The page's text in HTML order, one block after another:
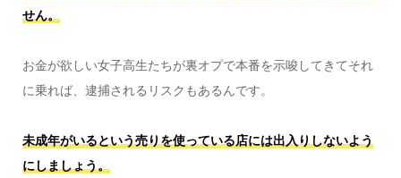
せん。
お金が欲しい女子高生たちが裏オプで本番を示唆してきてそれ
に乗れば、逮捕されるリスクもあるんです。
未成年がいるという売りを使っている店には出入りしないよう
にしましょう。